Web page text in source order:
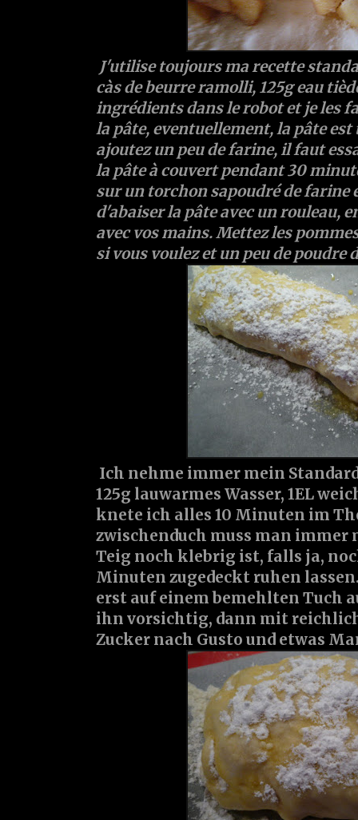
J'utilise toujours ma recette
càs de beurre ramolli, 125g eau
ingrédients dans le robot et je les
la pâte, eventuellement, la pâte
ajoutez un peu de farine, il faut
la pâte à couvert pendant 30
sur un torchon sapoudré de farine
d'abaiser la pâte avec un rouleau,
avec vos mains. Mettez les
si vous voulez et un peu de poudre
Ich nehme immer mein
125g lauwarmes Wasser, 1EL
knete ich alles 10 Minuten im
zwischenduch muss man immer
Teig noch klebrig ist, falls ja,
Minuten zugedeckt ruhen
erst auf einem bemehlten Tuch
ihn vorsichtig, dann mit
Zucker nach Gusto und etwas